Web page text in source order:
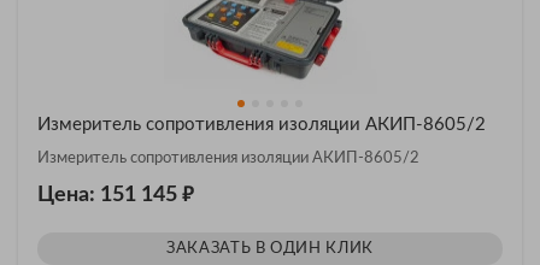
Измеритель сопротивления изоляции АКИП-8605/2
Измеритель сопротивления изоляции АКИП-8605/2
Цена: 151 145 ₽
ЗАКАЗАТЬ В ОДИН КЛИК